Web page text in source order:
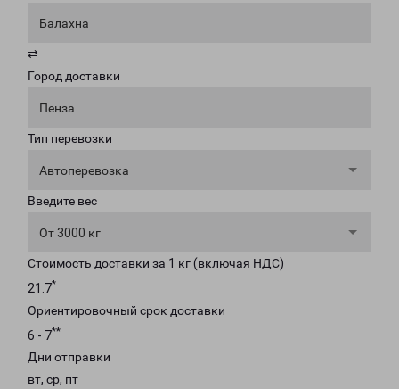
Балахна
⇄
Город доставки
Пенза
Тип перевозки
Автоперевозка
Введите вес
От 3000 кг
Стоимость доставки за 1 кг (включая НДС)
21.7*
Ориентировочный срок доставки
6 - 7**
Дни отправки
вт, ср, пт